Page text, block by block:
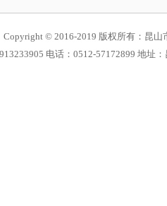
Copyright © 2016-2019 版权所有：昆山
电话：0512-57172899 地址